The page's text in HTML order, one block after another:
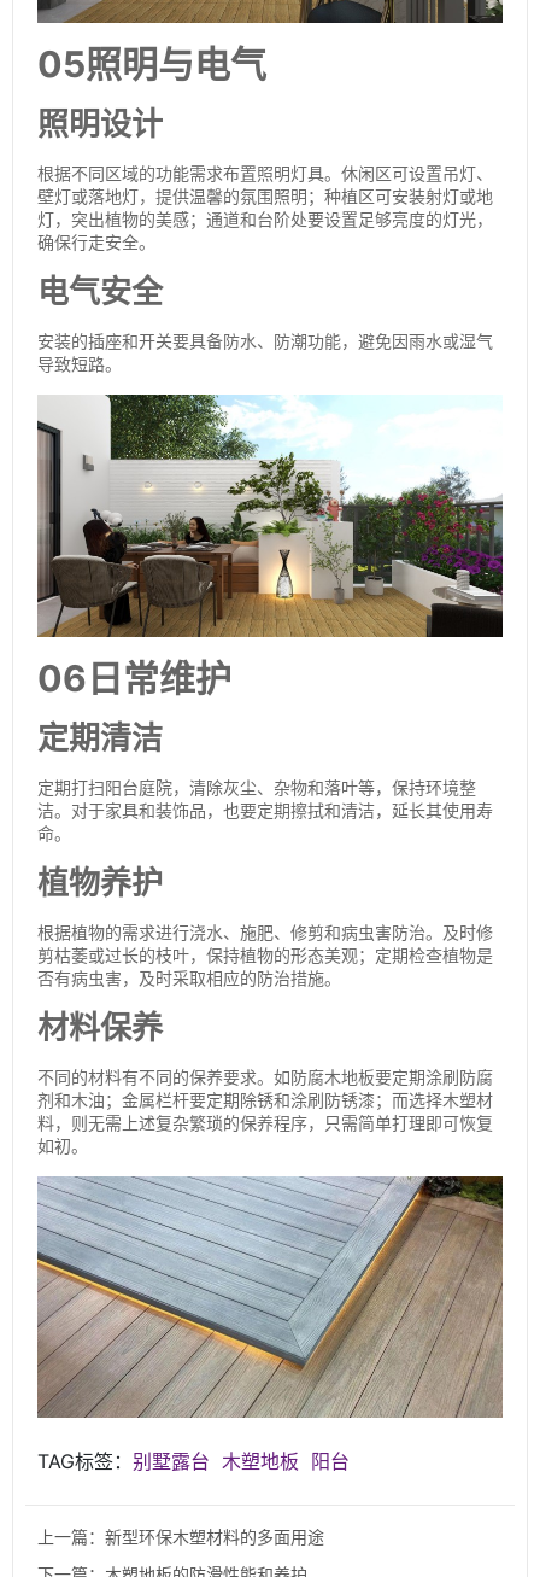
05照明与电气
照明设计
根据不同区域的功能需求布置照明灯具。休闲区可设置吊灯、
壁灯或落地灯，提供温馨的氛围照明；种植区可安装射灯或地
灯，突出植物的美感；通道和台阶处要设置足够亮度的灯光，
确保行走安全。
电气安全
安装的插座和开关要具备防水、防潮功能，避免因雨水或湿气
导致短路。
06日常维护
定期清洁
定期打扫阳台庭院，清除灰尘、杂物和落叶等，保持环境整
洁。对于家具和装饰品，也要定期擦拭和清洁，延长其使用寿
命。
植物养护
根据植物的需求进行浇水、施肥、修剪和病虫害防治。及时修
剪枯萎或过长的枝叶，保持植物的形态美观；定期检查植物是
否有病虫害，及时采取相应的防治措施。
材料保养
不同的材料有不同的保养要求。如防腐木地板要定期涂刷防腐
剂和木油；金属栏杆要定期除锈和涂刷防锈漆；而选择木塑材
料，则无需上述复杂繁琐的保养程序，只需简单打理即可恢复
如初。
TAG标签： 别墅露台 木塑地板 阳台
上一篇：新型环保木塑材料的多面用途